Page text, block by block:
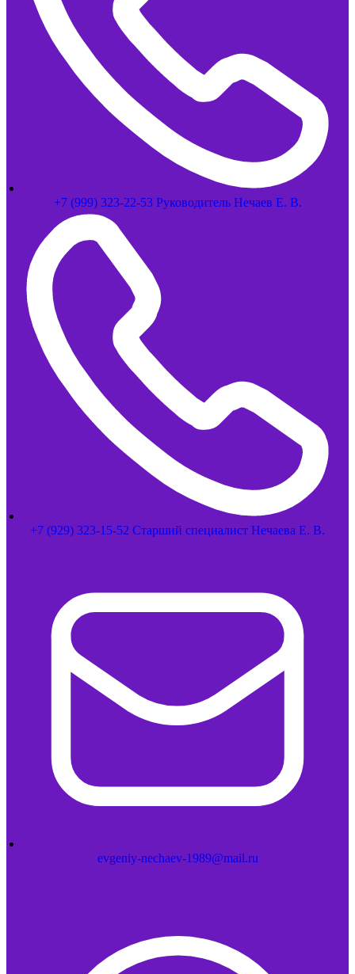
+7 (999) 323-22-53 Руководитель Нечаев Е. В.
+7 (929) 323-15-52 Старший специалист Нечаева Е. В.
evgeniy-nechaev-1989@mail.ru